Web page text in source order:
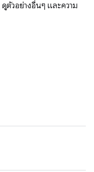
ดูตัวอย่างอื่นๆ และความ